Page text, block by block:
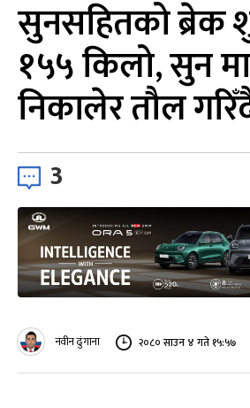
सुनसहितको ब्रेक
१५५ किलो, सुन
निकालेर तौल
3
नवीन ढुंगाना २०८० साउन ४ गते १५:५७